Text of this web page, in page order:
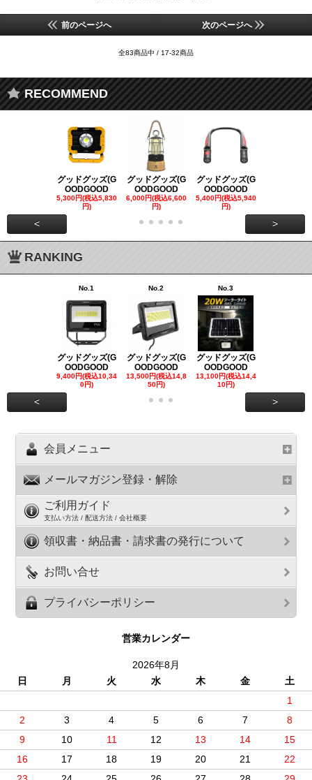
前のページへ 次のページへ
全83商品中 / 17-32商品
RECOMMEND
グッドグッズ(G
OODGOOD
5,300円(税込5,830
円)
グッドグッズ(G
OODGOOD
6,000円(税込6,600
円)
グッドグッズ(G
OODGOOD
5,400円(税込5,940
円)
< >
RANKING
No.1
グッドグッズ(G
OODGOOD
9,400円(税込10,34
0円)
No.2
グッドグッズ(G
OODGOOD
13,500円(税込14,8
50円)
No.3
グッドグッズ(G
OODGOOD
13,100円(税込14,4
10円)
< >
会員メニュー
メールマガジン登録・解除
ご利用ガイド
支払い方法 / 配送方法 / 会社概要
領収書・納品書・請求書の発行について
お問い合せ
プライバシーポリシー
営業カレンダー
2026年8月
日
月 火 水 木 金
土
1
2
3 4 5 6 7
8
9
10 11 12 13 14
15
16
17 18 19 20 21
22